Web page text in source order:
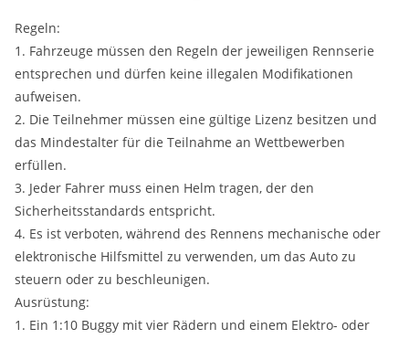
Regeln:
1. Fahrzeuge müssen den Regeln der jeweiligen Rennserie
entsprechen und dürfen keine illegalen Modifikationen
aufweisen.
2. Die Teilnehmer müssen eine gültige Lizenz besitzen und
das Mindestalter für die Teilnahme an Wettbewerben
erfüllen.
3. Jeder Fahrer muss einen Helm tragen, der den
Sicherheitsstandards entspricht.
4. Es ist verboten, während des Rennens mechanische oder
elektronische Hilfsmittel zu verwenden, um das Auto zu
steuern oder zu beschleunigen.
Ausrüstung:
1. Ein 1:10 Buggy mit vier Rädern und einem Elektro- oder